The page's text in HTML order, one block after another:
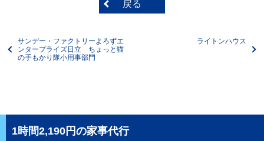
戻る
サンデー・ファクトリーよろずエ
ンタープライズ日立 ちょっと猫
の手もかり隊小用事部門
ライトンハウス
1時間2,190円の家事代行